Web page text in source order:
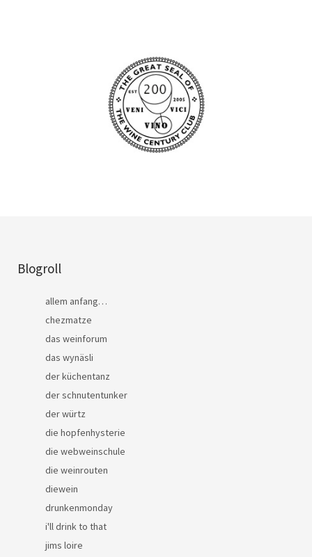
Blogroll
allem anfang…
chezmatze
das weinforum
das wynäsli
der küchentanz
der schnutentunker
der würtz
die hopfenhysterie
die webweinschule
die weinrouten
diewein
drunkenmonday
i'll drink to that
jims loire